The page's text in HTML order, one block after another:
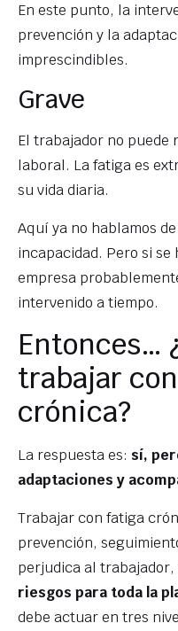
En este punto, la
prevención y la
imprescindibles.
Grave
El trabajador no
laboral. La fatiga es
su vida diaria.
Aquí ya no hablamos
incapacidad. Pero si
empresa
intervenido a tiempo.
Entonces…
trabajar
crónica?
La respuesta es: sí,
adaptaciones y
Trabajar con fatiga
prevención,
perjudica al trabajador,
riesgos para toda la
debe actuar en tres